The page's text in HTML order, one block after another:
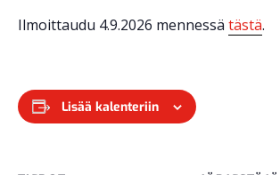
Ilmoittaudu 4.9.2026 mennessä tästä.
Lisää kalenteriin